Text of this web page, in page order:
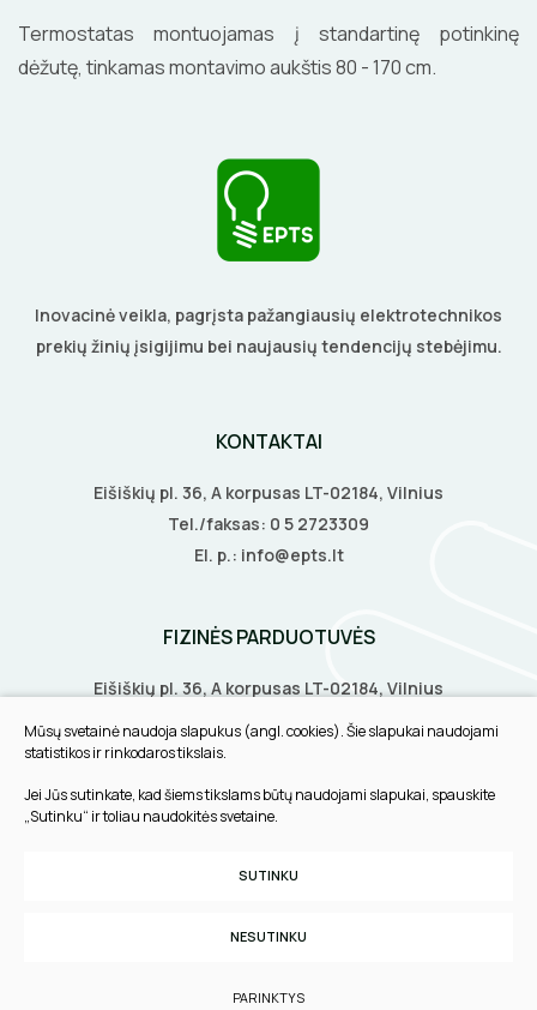
Termostatas montuojamas į standartinę potinkinę
dėžutę, tinkamas montavimo aukštis 80 - 170 cm.
Inovacinė veikla, pagrįsta pažangiausių elektrotechnikos
prekių žinių įsigijimu bei naujausių tendencijų stebėjimu.
KONTAKTAI
Eišiškių pl. 36, A korpusas LT-02184, Vilnius
Tel./faksas: 0 5 2723309
El. p.: info@epts.lt
FIZINĖS PARDUOTUVĖS
Eišiškių pl. 36, A korpusas LT-02184, Vilnius
Biruliškių g. 8, LT-52168, Kaunas
Tilžės g. 60, LT-91108, Klaipėda
INFORMACIJA
Privatumo politika
Sukurta:TEXUS
Mūsų svetainė naudoja slapukus (angl. cookies). Šie slapukai naudojami
statistikos ir rinkodaros tikslais.
Jei Jūs sutinkate, kad šiems tikslams būtų naudojami slapukai, spauskite
„Sutinku“ ir toliau naudokitės svetaine.
SUTINKU
NESUTINKU
PARINKTYS